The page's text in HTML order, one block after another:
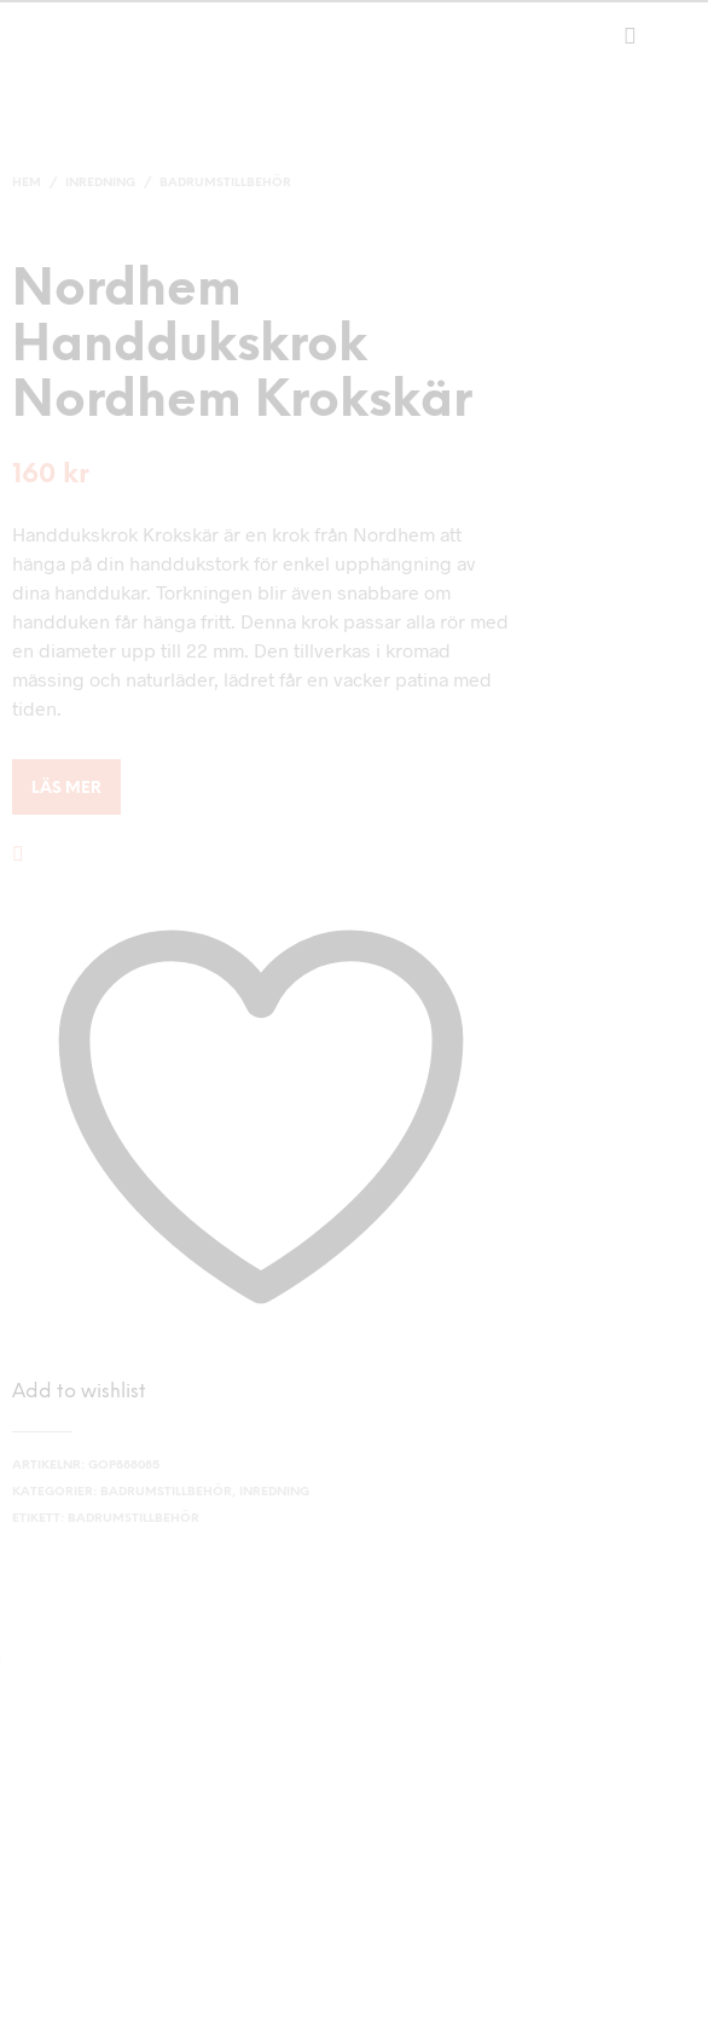
Nordhem
Handdukskrok
Nordhem Krokskär
160 kr
Handdukskrok Krokskär är en krok från Nordhem att
hänga på din handdukstork för enkel upphängning av
dina handdukar. Torkningen blir även snabbare om
handduken får hänga fritt. Denna krok passar alla rör med
en diameter upp till 22 mm. Den tillverkas i kromad
mässing och naturläder, lädret får en vacker patina med
tiden.
LÄS MER
Add to wishlist